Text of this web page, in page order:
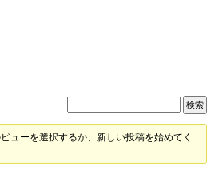
ューを選択するか、新しい投稿を始めてく